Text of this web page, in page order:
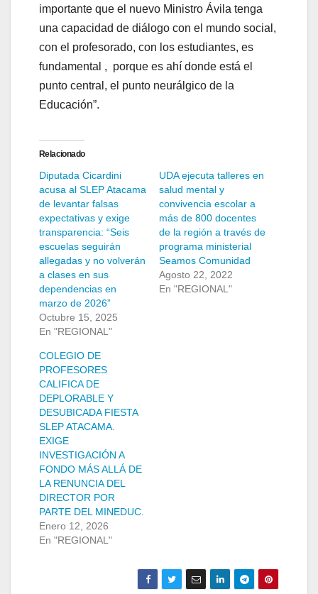
importante que el nuevo Ministro Ávila tenga
una capacidad de diálogo con el mundo social,
con el profesorado, con los estudiantes, es
fundamental , porque es ahí donde está el
punto central, el punto neurálgico de la
Educación”.
Relacionado
Diputada Cicardini
acusa al SLEP Atacama
de levantar falsas
expectativas y exige
transparencia: “Seis
escuelas seguirán
allegadas y no volverán
a clases en sus
dependencias en
marzo de 2026”
Octubre 15, 2025
En "REGIONAL"
UDA ejecuta talleres en
salud mental y
convivencia escolar a
más de 800 docentes
de la región a través de
programa ministerial
Seamos Comunidad
Agosto 22, 2022
En "REGIONAL"
COLEGIO DE
PROFESORES
CALIFICA DE
DEPLORABLE Y
DESUBICADA FIESTA
SLEP ATACAMA.
EXIGE
INVESTIGACIÓN A
FONDO MÁS ALLÁ DE
LA RENUNCIA DEL
DIRECTOR POR
PARTE DEL MINEDUC.
Enero 12, 2026
En "REGIONAL"